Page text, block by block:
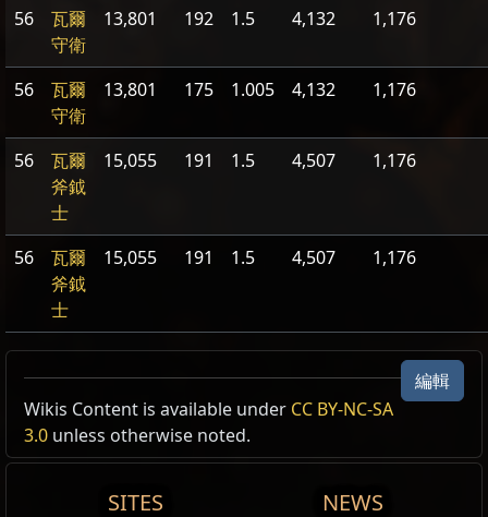
56
瓦爾
守衛
13,801 192 1.5 4,132 1,176
56
瓦爾
守衛
13,801 175 1.005 4,132 1,176
56
瓦爾
斧鉞
士
15,055 191 1.5 4,507 1,176
56
瓦爾
斧鉞
士
15,055 191 1.5 4,507 1,176
編輯
Wikis Content is available under CC BY-NC-SA
3.0 unless otherwise noted.
SITES NEWS